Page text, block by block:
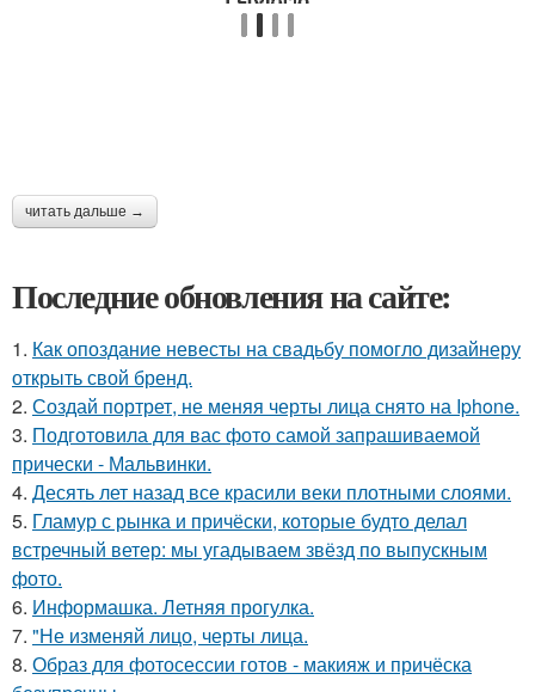
читать дальше →
Последние обновления на сайте:
1. Как опоздание невесты на свадьбу помогло дизайнеру
открыть свой бренд.
2. Создай портрет, не меняя черты лица снято на Iphone.
3. Подготовила для вас фото самой запрашиваемой
прически - Мальвинки.
4. Десять лет назад все красили веки плотными слоями.
5. Гламур с рынка и причёски, которые будто делал
встречный ветер: мы угадываем звёзд по выпускным
фото.
6. Информашка. Летняя прогулка.
7. "Не изменяй лицо, черты лица.
8. Образ для фотосессии готов - макияж и причёска